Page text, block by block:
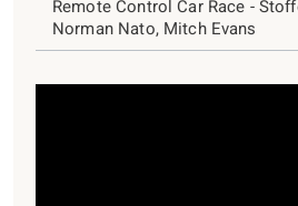
Remote Control Car Race -
Norman Nato, Mitch Evans